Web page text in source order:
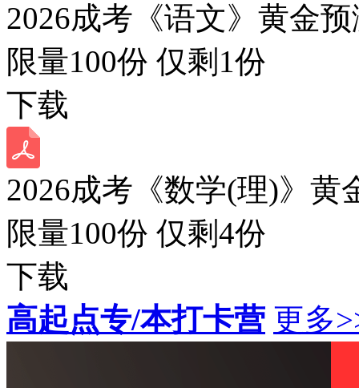
2026成考《语文》黄金
限量100份 仅剩 1份
下载
2026成考《数学(理)》黄
限量100份 仅剩4份
下载
高起点专/本打卡营 更多